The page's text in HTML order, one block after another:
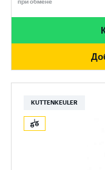
KUTTENKEULER